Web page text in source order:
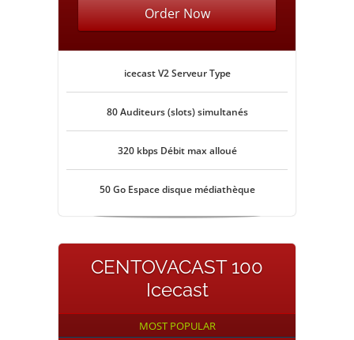
Order Now
icecast V2 Serveur Type
80 Auditeurs (slots) simultanés
320 kbps Débit max alloué
50 Go Espace disque médiathèque
CENTOVACAST 100
Icecast
MOST POPULAR